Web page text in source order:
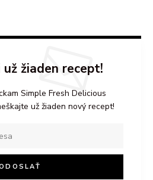
už žiaden recept!
Simple Fresh Delicious
už žiaden nový recept!